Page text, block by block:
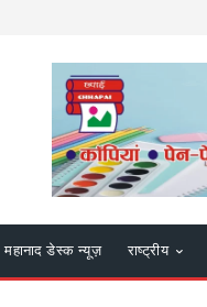
महानाद डेस्क न्यूज़ राष्ट्रीय